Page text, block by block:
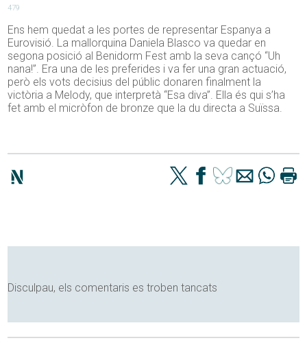
479
Ens hem quedat a les portes de representar Espanya a
Eurovisió. La mallorquina Daniela Blasco va quedar en
segona posició al Benidorm Fest amb la seva cançó “Uh
nana!”. Era una de les preferides i va fer una gran actuació,
però els vots decisius del públic donaren finalment la
victòria a Melody, que interpretà “Esa diva”. Ella és qui s’ha
fet amb el micròfon de bronze que la du directa a Suïssa.
Disculpau, els comentaris es troben tancats